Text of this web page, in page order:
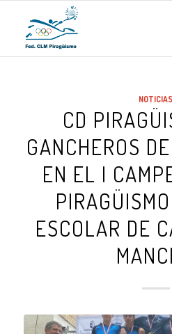
NOTICIAS
CD
GANCHEROS
EN EL I
ESCOLAR DE